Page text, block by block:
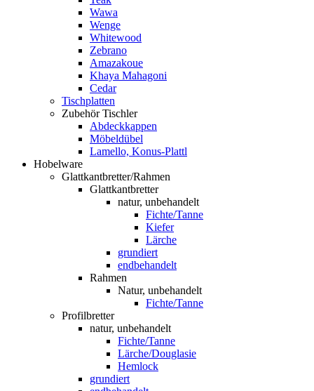
Wawa
Wenge
Whitewood
Zebrano
Amazakoue
Khaya Mahagoni
Cedar
Tischplatten
Zubehör Tischler
Abdeckkappen
Möbeldübel
Lamello, Konus-Plattl
Hobelware
Glattkantbretter/Rahmen
Glattkantbretter
natur, unbehandelt
Fichte/Tanne
Kiefer
Lärche
grundiert
endbehandelt
Rahmen
Natur, unbehandelt
Fichte/Tanne
Profilbretter
natur, unbehandelt
Fichte/Tanne
Lärche/Douglasie
Hemlock
grundiert